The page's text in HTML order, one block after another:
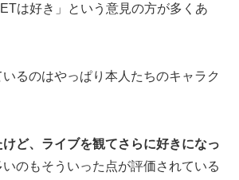
は好き 」という意見の方が多くあ
るのはやっぱり本人たちのキャラク
けど、ライブを観てさらに好きになっ
いのもそういった点が評価されている